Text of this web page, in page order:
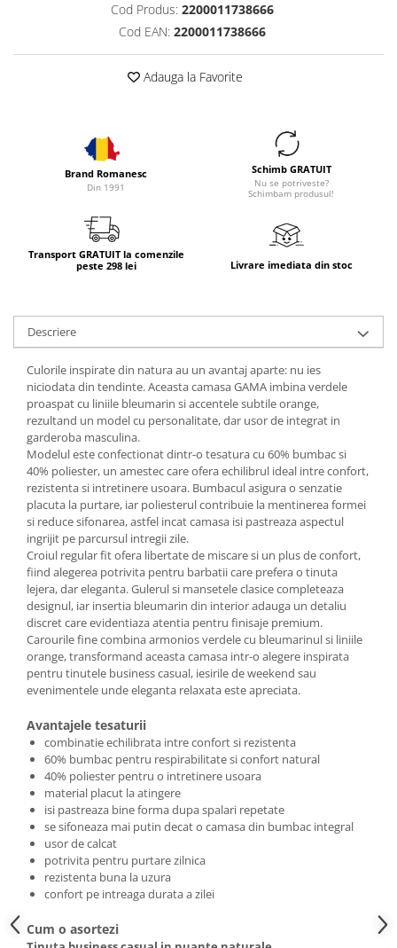
Cod Produs: 2200011738666
Cod EAN: 2200011738666
Adauga la Favorite
Brand Romanesc
Din 1991
Schimb GRATUIT
Nu se potriveste?
Schimbam produsul!
Transport GRATUIT la comenzile
peste 298 lei
Livrare imediata din stoc
Descriere
Culorile inspirate din natura au un avantaj aparte: nu ies
niciodata din tendinte. Aceasta camasa GAMA imbina verdele
proaspat cu liniile bleumarin si accentele subtile orange,
rezultand un model cu personalitate, dar usor de integrat in
garderoba masculina.
Modelul este confectionat dintr-o tesatura cu 60% bumbac si
40% poliester, un amestec care ofera echilibrul ideal intre confort,
rezistenta si intretinere usoara. Bumbacul asigura o senzatie
placuta la purtare, iar poliesterul contribuie la mentinerea formei
si reduce sifonarea, astfel incat camasa isi pastreaza aspectul
ingrijit pe parcursul intregii zile.
Croiul regular fit ofera libertate de miscare si un plus de confort,
fiind alegerea potrivita pentru barbatii care prefera o tinuta
lejera, dar eleganta. Gulerul si mansetele clasice completeaza
designul, iar insertia bleumarin din interior adauga un detaliu
discret care evidentiaza atentia pentru finisaje premium.
Carourile fine combina armonios verdele cu bleumarinul si liniile
orange, transformand aceasta camasa intr-o alegere inspirata
pentru tinutele business casual, iesirile de weekend sau
evenimentele unde eleganta relaxata este apreciata.
Avantajele tesaturii
combinatie echilibrata intre confort si rezistenta
60% bumbac pentru respirabilitate si confort natural
40% poliester pentru o intretinere usoara
material placut la atingere
isi pastreaza bine forma dupa spalari repetate
se sifoneaza mai putin decat o camasa din bumbac integral
usor de calcat
potrivita pentru purtare zilnica
rezistenta buna la uzura
confort pe intreaga durata a zilei
Cum o asortezi